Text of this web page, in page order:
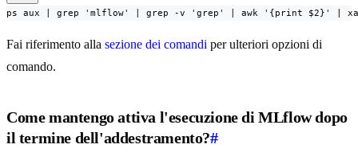
ps aux | grep 'mlflow' | grep -v 'grep' | awk '{print $2}' |
Fai riferimento alla sezione dei comandi per ulteriori opzioni di
comando.
Come mantengo attiva l'esecuzione di MLflow dopo
il termine dell'addestramento?#